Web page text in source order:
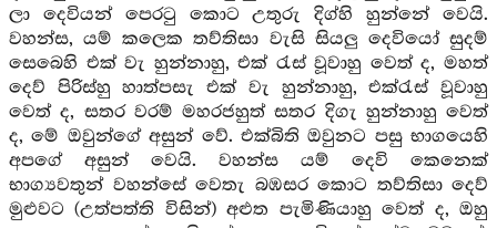
ලා දෙවියන් පෙරටු කොට උතුරු දිග්හි හුන්නේ වෙයි.
වහන්ස, යම් කලෙක තව්තිසා වැසි සියලු දෙවියෝ සුදම්
සෙබෙහි එක් වැ හුන්නාහු, එක් රැස් වූවාහු වෙත් ද, මහත්
දෙව් පිරිස්හු හාත්පසැ එක් වැ හුන්නාහු, එක්රැස් වූවාහු
වෙත් ද, සතර වරම් මහරජහුත් සතර දිගැ හුන්නාහු වෙත්
ද, මේ ඔවුන්ගේ අසුන් වේ. එක්බිති ඔවුනට පසු භාගයෙහි
අපගේ අසුන් වෙයි. වහන්ස යම් දෙවි කෙනෙක්
භාග්‍යවතුන් වහන්සේ වෙතැ බඹසර කොට තව්තිසා දෙව්
මුළුවට (උත්පත්ති විසින්) අළුත පැමිණියාහු වෙත් ද, ඔහු